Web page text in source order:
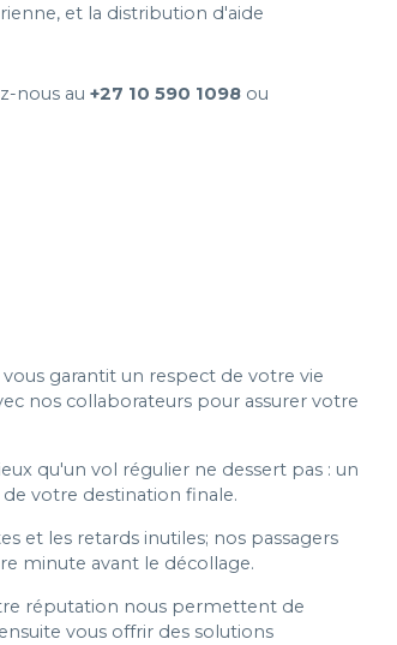
et la distribution d'aide
nous au +27 10 590 1098 ou
garantit un respect de votre vie
nos collaborateurs pour assurer votre
qu'un vol régulier ne dessert pas : un
votre destination finale.
et les retards inutiles; nos passagers
minute avant le décollage.
réputation nous permettent de
vous offrir des solutions